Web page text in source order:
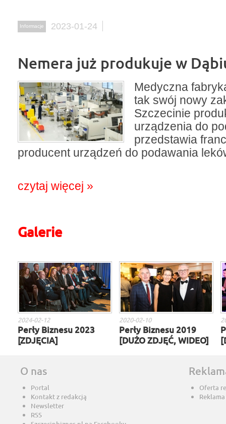
Informacje 2023-01-24
Nemera już produkuje w
Medyczna
tak swój nowy
Szczecinie
urządzenia do
przedstawia
producent urządzeń do podawania
czytaj więcej »
Galerie
2024-02-12
Perły Biznesu 2023
[ZDJĘCIA]
2020-02-10
Perły Biznesu 2019
[DUŻO ZDJĘĆ, WIDEO]
O nas
Portal
Kontakt z redakcją
Newsletter
RSS
Oferta